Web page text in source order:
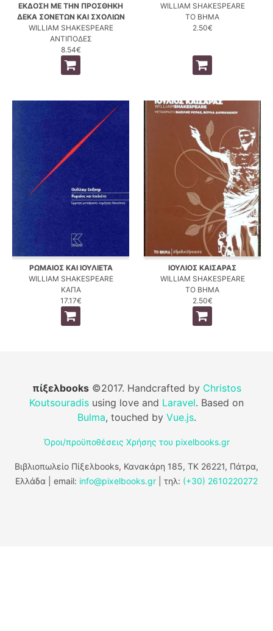
ΕΚΔΟΣΗ ΜΕ ΤΗΝ ΠΡΟΣΘΗΚΗ
ΔΕΚΑ ΣΟΝΕΤΩΝ ΚΑΙ ΣΧΟΛΙΩΝ
WILLIAM SHAKESPEARE
ΑΝΤΙΠΟΔΕΣ
8.54€
WILLIAM SHAKESPEARE
ΤΟ ΒΗΜΑ
2.50€
ΡΩΜΑΙΟΣ ΚΑΙ ΙΟΥΛΙΕΤΑ
WILLIAM SHAKESPEARE
ΚΑΠΑ
17.17€
ΙΟΥΛΙΟΣ ΚΑΙΣΑΡΑΣ
WILLIAM SHAKESPEARE
ΤΟ ΒΗΜΑ
2.50€
πίξελbooks©2017. Handcrafted by Christos
Koutsouradis using love and Laravel. Based on
Bulma, touched by Vue.js.
Όροι/προϋποθέσεις Χρήσης του pixelbooks.gr
Βιβλιοπωλείο Πίξελbooks, Κανακάρη 185, ΤΚ 26221, Πάτρα,
Ελλάδα | email: info@pixelbooks.gr | τηλ: (+30) 2610220272